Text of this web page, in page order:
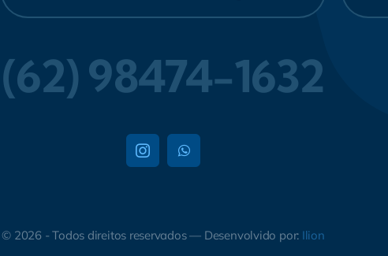
(62) 98474-1632
© 2026 - Todos direitos reservados — Desenvolvido por: Ilion